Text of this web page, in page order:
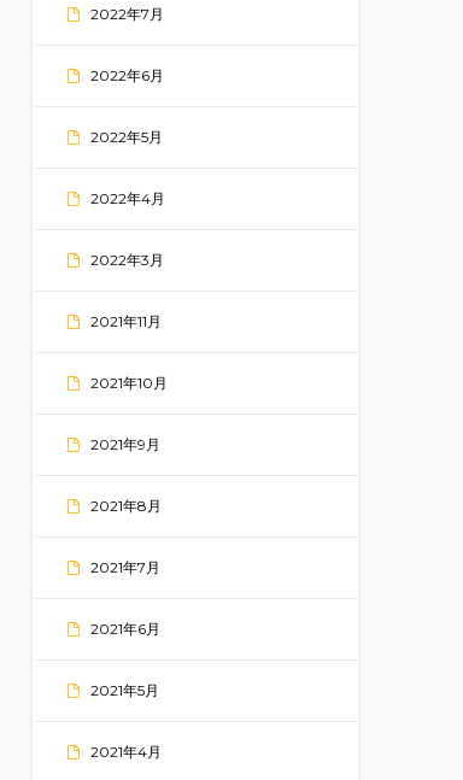
2022年7月
2022年6月
2022年5月
2022年4月
2022年3月
2021年11月
2021年10月
2021年9月
2021年8月
2021年7月
2021年6月
2021年5月
2021年4月